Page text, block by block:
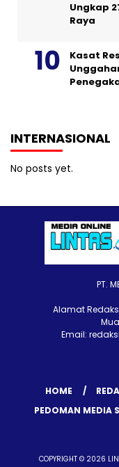
Ungkap
Raya
Kasat
INTERNASIONAL
No posts yet.
PT.
Alamat
Email:
HOME
PEDOMAN MEDIA
COPYRIGHT © 2026